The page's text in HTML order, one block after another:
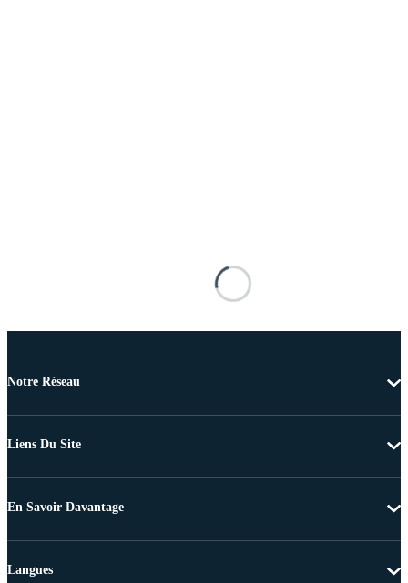
Notre Réseau
Liens Du Site
En Savoir Davantage
Langues